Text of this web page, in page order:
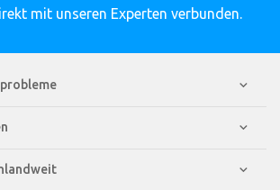
mit unseren Experten verbunden.